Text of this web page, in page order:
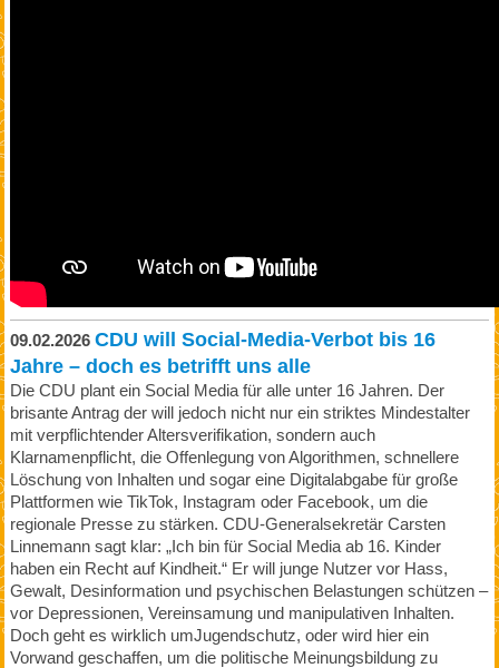
09.02.2026 CDU will Social-Media-Verbot bis 16
Jahre – doch es betrifft uns alle
Die CDU plant ein Social Media für alle unter 16 Jahren. Der
brisante Antrag der will jedoch nicht nur ein striktes Mindestalter
mit verpflichtender Altersverifikation, sondern auch
Klarnamenpflicht, die Offenlegung von Algorithmen, schnellere
Löschung von Inhalten und sogar eine Digitalabgabe für große
Plattformen wie TikTok, Instagram oder Facebook, um die
regionale Presse zu stärken. CDU-Generalsekretär Carsten
Linnemann sagt klar: „Ich bin für Social Media ab 16. Kinder
haben ein Recht auf Kindheit.“ Er will junge Nutzer vor Hass,
Gewalt, Desinformation und psychischen Belastungen schützen –
vor Depressionen, Vereinsamung und manipulativen Inhalten.
Doch geht es wirklich umJugendschutz, oder wird hier ein
Vorwand geschaffen, um die politische Meinungsbildung zu